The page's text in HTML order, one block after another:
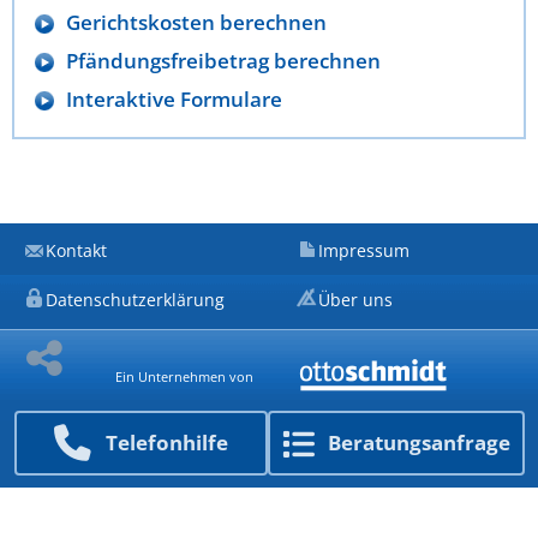
Telefon­hilfe Beratungs­anfrage
Gerichtskosten berechnen
Pfändungsfreibetrag berechnen
Interaktive Formulare
Kontakt Impressum
Datenschutzerklärung Über uns
Ein Unternehmen von